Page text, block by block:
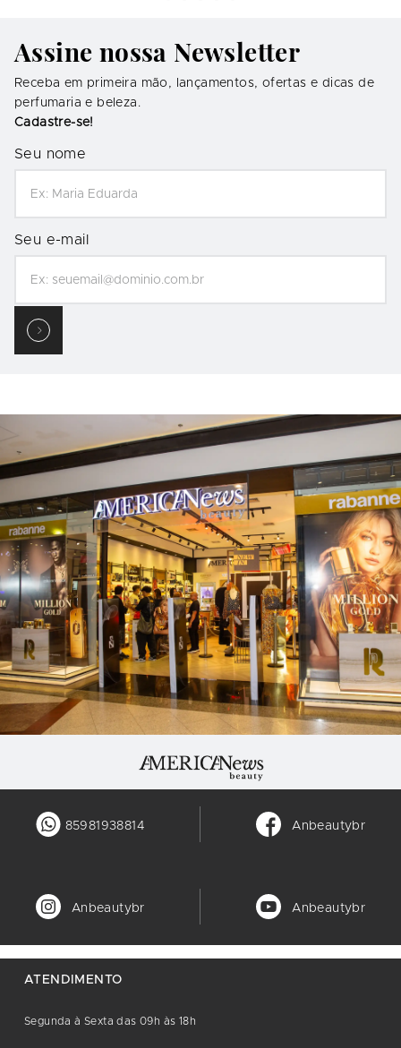
Assine nossa Newsletter
Receba em primeira mão, lançamentos, ofertas e dicas de
perfumaria e beleza.
Cadastre-se!
Seu nome
Seu e-mail
85981938814 Anbeautybr
Anbeautybr Anbeautybr
ATENDIMENTO
Segunda à Sexta das 09h às 18h